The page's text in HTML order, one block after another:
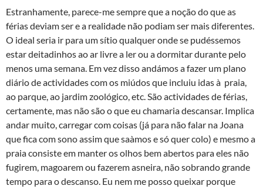
Estranhamente, parece-me sempre que a noção do que as
férias deviam ser e a realidade não podiam ser mais diferentes.
O ideal seria ir para um sí­tio qualquer onde se pudéssemos
estar deitadinhos ao ar livre a ler ou a dormitar durante pelo
menos uma semana. Em vez disso andámos a fazer um plano
diário de actividades com os miúdos que incluiu idas à praia,
ao parque, ao jardim zoológico, etc. São actividades de férias,
certamente, mas não são o que eu chamaria descansar. Implica
andar muito, carregar com coisas (já para não falar na Joana
que fica com sono assim que saà­mos e só quer colo) e mesmo a
praia consiste em manter os olhos bem abertos para eles não
fugirem, magoarem ou fazerem asneira, não sobrando grande
tempo para o descanso. Eu nem me posso queixar porque